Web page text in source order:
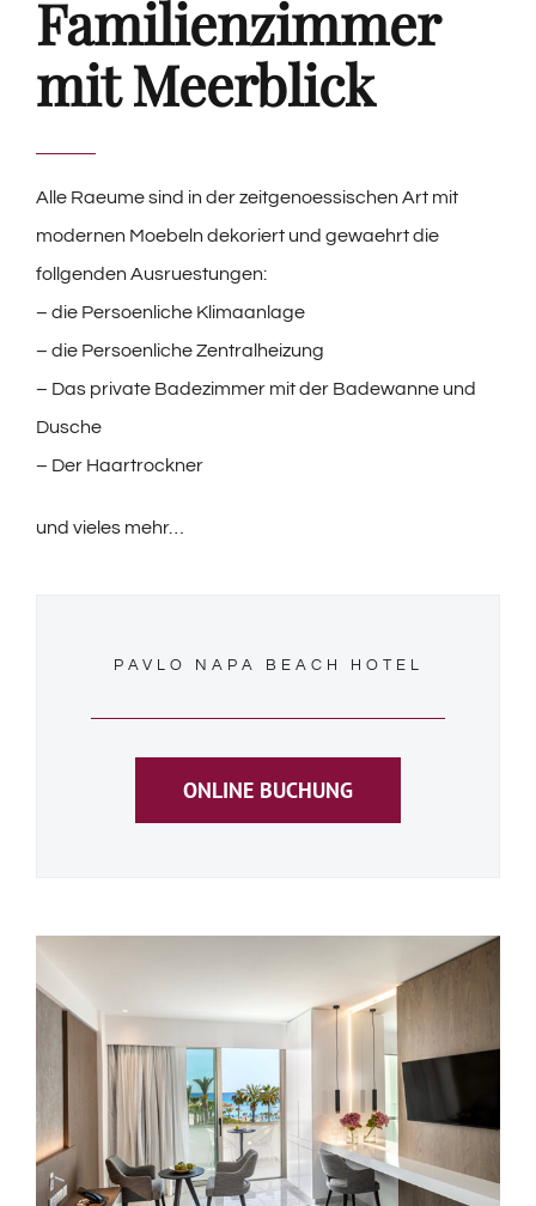
Familienzimmer
mit Meerblick
Alle Raeume sind in der zeitgenoessischen Art mit
modernen Moebeln dekoriert und gewaehrt die
follgenden Ausruestungen:
– die Persoenliche Klimaanlage
– die Persoenliche Zentralheizung
– Das private Badezimmer mit der Badewanne und
Dusche
– Der Haartrockner
und vieles mehr…
PAVLO NAPA BEACH HOTEL
ONLINE BUCHUNG